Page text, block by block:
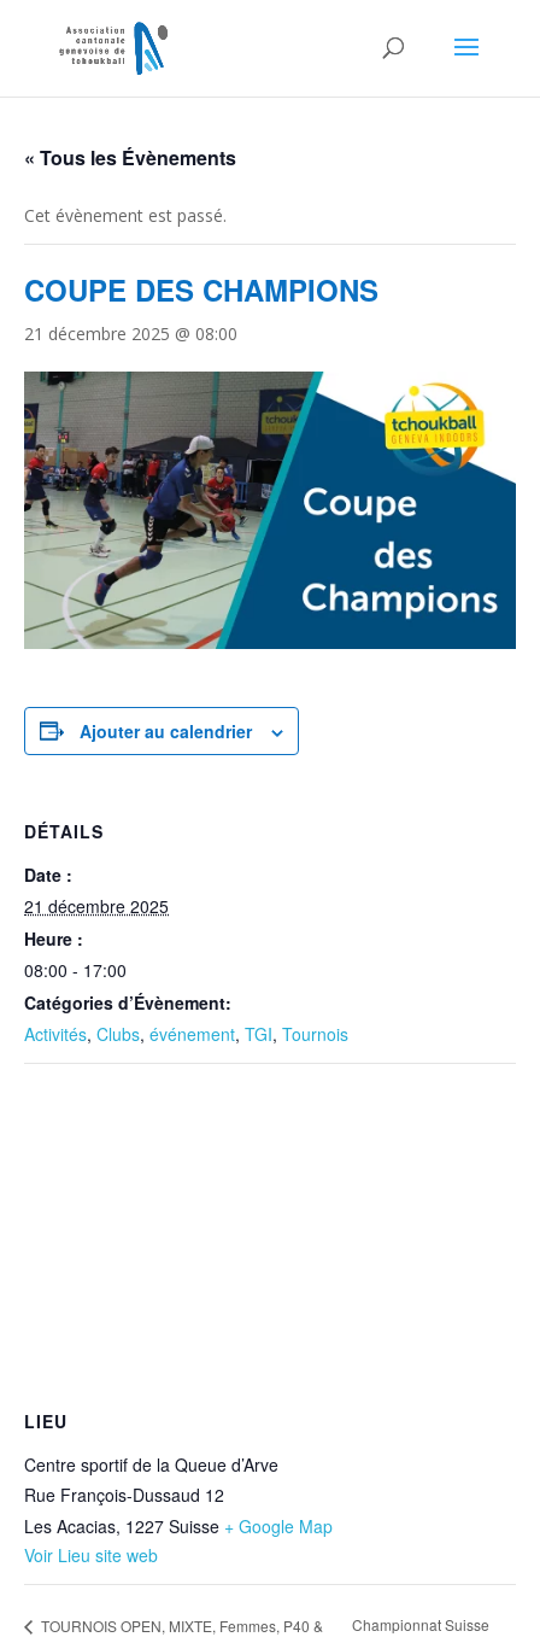
« Tous les Évènements
Cet évènement est passé.
COUPE DES CHAMPIONS
21 décembre 2025 @ 08:00
Ajouter au calendrier
DÉTAILS
Date :
21 décembre 2025
Heure :
08:00 - 17:00
Catégories d’Évènement:
Activités, Clubs, événement, TGI, Tournois
LIEU
Centre sportif de la Queue d’Arve
Rue François-Dussaud 12
Les Acacias, 1227 Suisse + Google Map
Voir Lieu site web
TOURNOIS OPEN, MIXTE, Femmes, P40 &
Championnat Suisse